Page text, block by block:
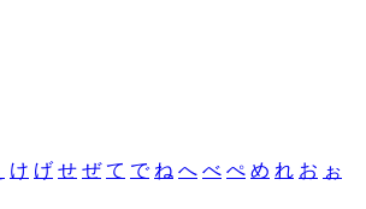
け げ せ ぜ て で ね へ べ ぺ め れ お ぉ